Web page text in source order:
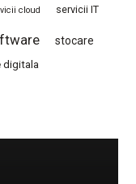
cloud servicii IT
stocare
digitala